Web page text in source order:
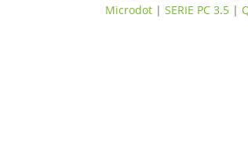
Microdot |SERIE PC 3.5 |